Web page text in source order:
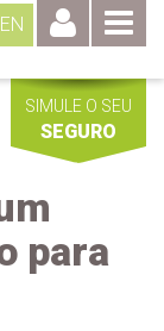
EN
SIMULE O SEU
SEGURO
para